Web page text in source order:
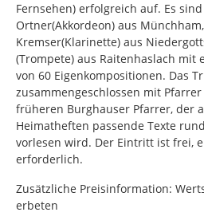
Fernsehen) erfolgreich auf. Es
Ortner(Akkordeon) aus
Kremser(Klarinette) aus
(Trompete) aus Raitenhaslach mit
von 60 Eigenkompositionen. Das
zusammengeschlossen mit Pfarrer
früheren Burghauser Pfarrer, der
Heimatheften passende Texte
vorlesen wird. Der Eintritt ist frei,
erforderlich.
Zusätzliche Preisinformation:
erbeten